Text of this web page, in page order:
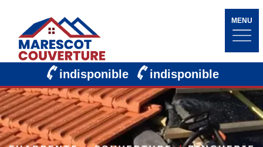
MENU
indisponible indisponible